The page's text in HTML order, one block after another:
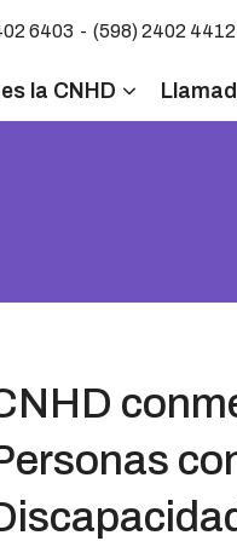
la CNHD
6403 - (598) 2402 4412